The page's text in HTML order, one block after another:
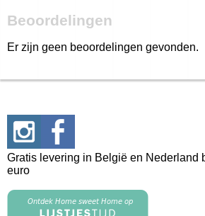
Beoordelingen
Er zijn geen beoordelingen gevonden.
Gratis levering in België en Nederland
euro